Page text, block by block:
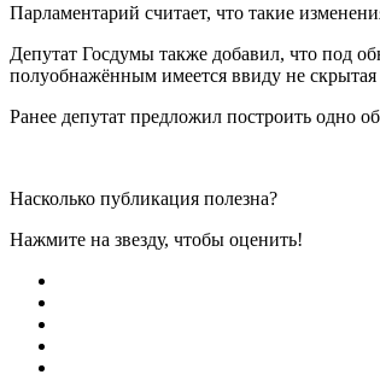
Парламентарий считает, что такие
Депутат Госдумы также добавил, что под
полуобнажённым имеется ввиду не скрытая
Ранее депутат предложил построить одно
Насколько публикация полезна?
Нажмите на звезду, чтобы оценить!